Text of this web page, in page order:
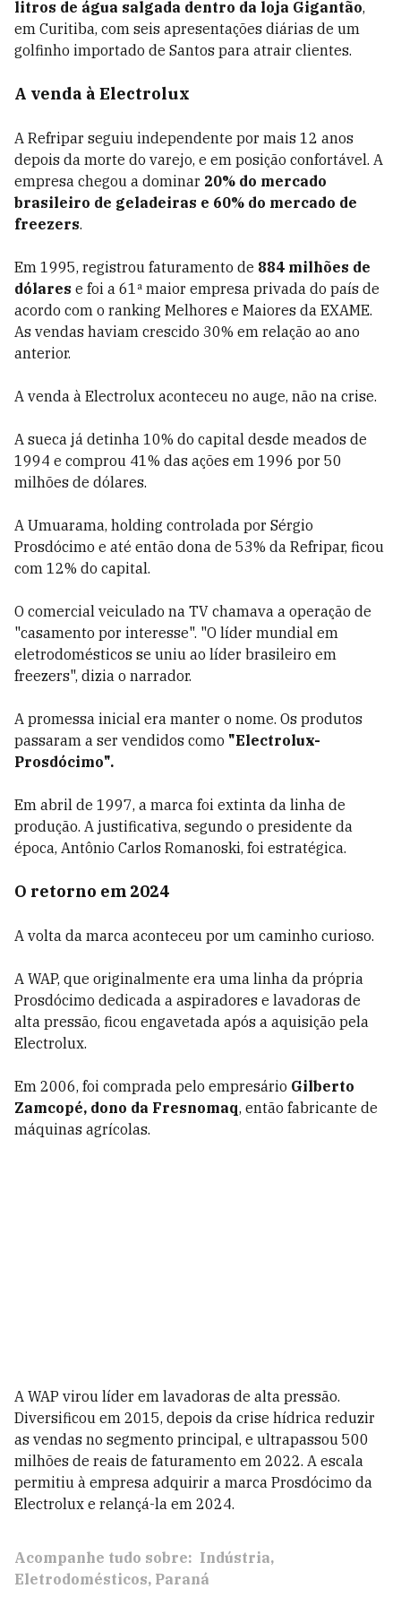
litros de água salgada dentro da loja Gigantão,
em Curitiba, com seis apresentações diárias de um
golfinho importado de Santos para atrair clientes.
A venda à Electrolux
A Refripar seguiu independente por mais 12 anos
depois da morte do varejo, e em posição confortável. A
empresa chegou a dominar 20% do mercado
brasileiro de geladeiras e 60% do mercado de
freezers.
Em 1995, registrou faturamento de 884 milhões de
dólares e foi a 61ª maior empresa privada do país de
acordo com o ranking Melhores e Maiores da EXAME.
As vendas haviam crescido 30% em relação ao ano
anterior.
A venda à Electrolux aconteceu no auge, não na crise.
A sueca já detinha 10% do capital desde meados de
1994 e comprou 41% das ações em 1996 por 50
milhões de dólares.
A Umuarama, holding controlada por Sérgio
Prosdócimo e até então dona de 53% da Refripar, ficou
com 12% do capital.
O comercial veiculado na TV chamava a operação de
"casamento por interesse". "O líder mundial em
eletrodomésticos se uniu ao líder brasileiro em
freezers", dizia o narrador.
A promessa inicial era manter o nome. Os produtos
passaram a ser vendidos como "Electrolux-
Prosdócimo".
Em abril de 1997, a marca foi extinta da linha de
produção. A justificativa, segundo o presidente da
época, Antônio Carlos Romanoski, foi estratégica.
O retorno em 2024
A volta da marca aconteceu por um caminho curioso.
A WAP, que originalmente era uma linha da própria
Prosdócimo dedicada a aspiradores e lavadoras de
alta pressão, ficou engavetada após a aquisição pela
Electrolux.
Em 2006, foi comprada pelo empresário Gilberto
Zamcopé, dono da Fresnomaq, então fabricante de
máquinas agrícolas.
A WAP virou líder em lavadoras de alta pressão.
Diversificou em 2015, depois da crise hídrica reduzir
as vendas no segmento principal, e ultrapassou 500
milhões de reais de faturamento em 2022. A escala
permitiu à empresa adquirir a marca Prosdócimo da
Electrolux e relançá-la em 2024.
Acompanhe tudo sobre: Indústria
Eletrodomésticos Paraná